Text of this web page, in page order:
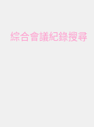
綜合會議紀錄搜尋